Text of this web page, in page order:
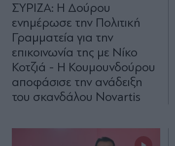
ΣΥΡΙΖΑ: Η Δούρου
ενημέρωσε την Πολιτική
Γραμματεία για την
επικοινωνία της με Νίκο
Κοτζιά - Η Κουμουνδούρου
αποφάσισε την ανάδειξη
του σκανδάλου Novartis